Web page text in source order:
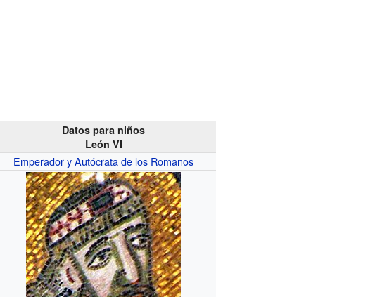
Datos para niños
León VI
Emperador y Autócrata de los Romanos